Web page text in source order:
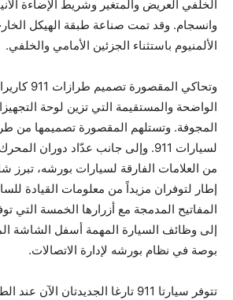
الخلفي العريض والمتغير وشريط الإضاءة
وانسجام. وقد تمت صناعة طبقة الهيكل
الألمنيوم باستثناء الجزئين الأمامي والخلفي‏.
وتحاكي
الواضحة والمستقيمة التي تزين لوحة
المجوفة. وتستلهم المقصورة تصميمها من
لسيارات 911‏. وإلى جانب عدّاد دوران
من العلامات الفارقة لسيارات بورشه، تبرز
إطار لتوفران مزيداً من معلومات القيادة
المفاتيح المدمجة مع أزرارها الخمسة التي
بوصة في نظام بورشه لإدارة الاتصالات‏.
تتوفر سيارتا ‏911 تارغا الجديدتان